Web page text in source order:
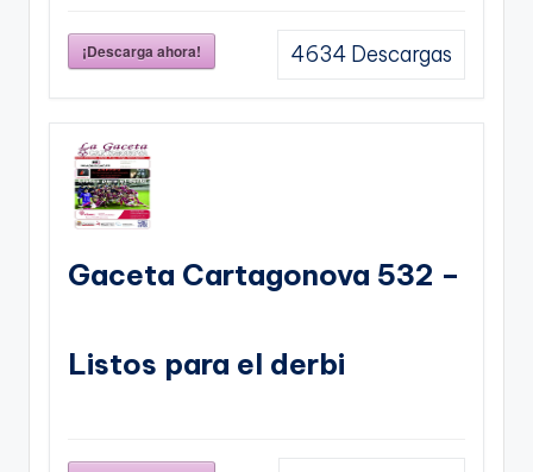
¡Descarga ahora! 4634 Descargas
Gaceta Cartagonova 532 –
Listos para el derbi